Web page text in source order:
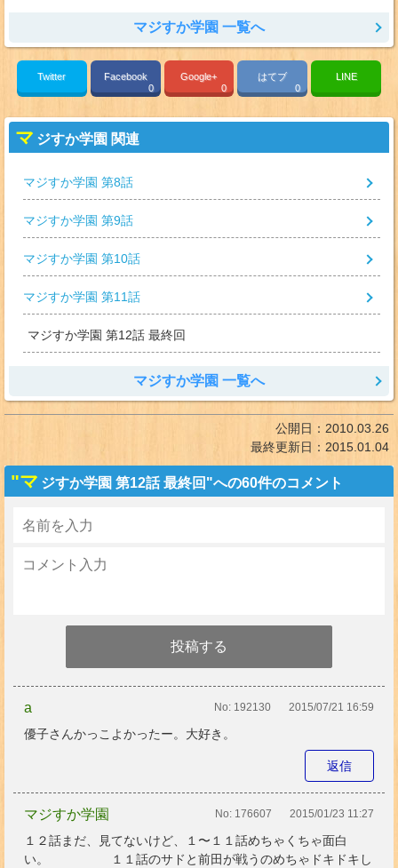
マジすか学園 一覧へ
Twitter
Facebook
0
Google+
0
はてブ
0
LINE
マ ジすか学園 関連
マジすか学園 第8話
マジすか学園 第9話
マジすか学園 第10話
マジすか学園 第11話
マジすか学園 第12話 最終回
マジすか学園 一覧へ
公開日： 2010.03.26
最終更新日： 2015.01.04
"マ ジすか学園 第12話 最終回"への60件のコメント
a No: 192130 2015/07/21 16:59
優子さんかっこよかったー。大好き。
返信
マジすか学園 No: 176607 2015/01/23 11:27
１２話まだ、見てないけど、１〜１１話めちゃくちゃ面白
い。 １１話のサドと前田が戦うのめちゃドキドキし